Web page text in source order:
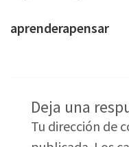
aprenderapensar
Deja una
Tu dirección de